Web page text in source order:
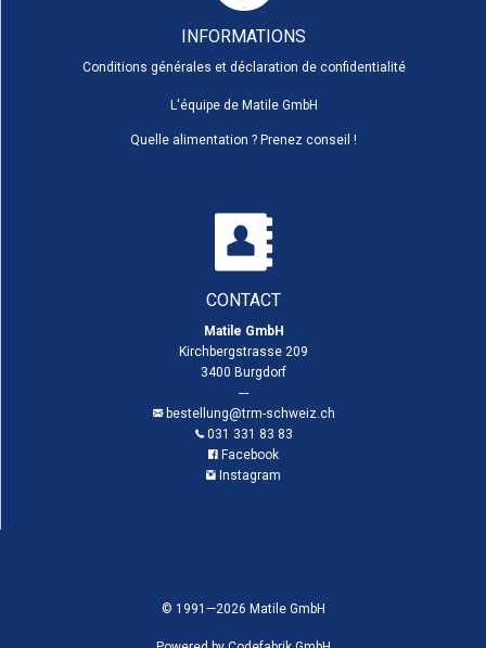
INFORMATIONS
Conditions générales et déclaration de confidentialité
L'équipe de Matile GmbH
Quelle alimentation ? Prenez conseil !
CONTACT
Matile GmbH
Kirchbergstrasse 209
3400 Burgdorf
---
bestellung@trm-schweiz.ch
031 331 83 83
Facebook
Instagram
© 1991—2026 Matile GmbH